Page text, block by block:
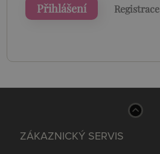
Přihlášení Registrace
ZÁKAZNICKÝ SERVIS